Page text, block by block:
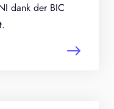
dank der BIC